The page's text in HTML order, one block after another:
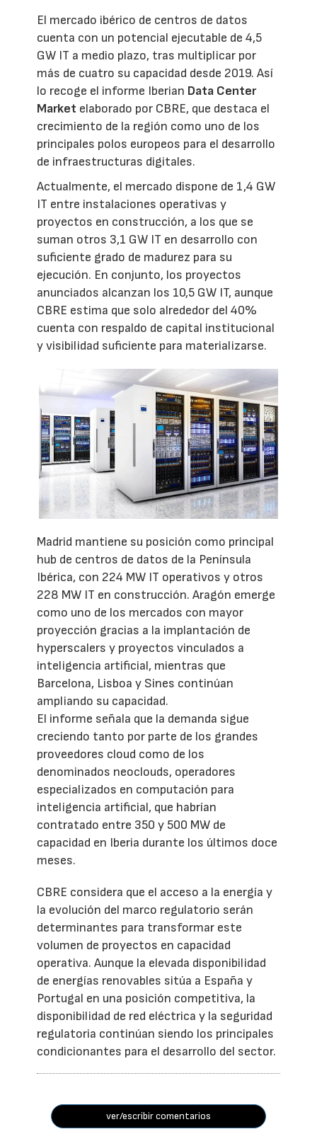
El mercado ibérico de centros de datos
cuenta con un potencial ejecutable de 4,5
GW IT a medio plazo, tras multiplicar por
más de cuatro su capacidad desde 2019. Así
lo recoge el informe Iberian Data Center
Market elaborado por CBRE, que destaca el
crecimiento de la región como uno de los
principales polos europeos para el desarrollo
de infraestructuras digitales.
Actualmente, el mercado dispone de 1,4 GW
IT entre instalaciones operativas y
proyectos en construcción, a los que se
suman otros 3,1 GW IT en desarrollo con
suficiente grado de madurez para su
ejecución. En conjunto, los proyectos
anunciados alcanzan los 10,5 GW IT, aunque
CBRE estima que solo alrededor del 40%
cuenta con respaldo de capital institucional
y visibilidad suficiente para materializarse.
Madrid mantiene su posición como principal
hub de centros de datos de la Península
Ibérica, con 224 MW IT operativos y otros
228 MW IT en construcción. Aragón emerge
como uno de los mercados con mayor
proyección gracias a la implantación de
hyperscalers y proyectos vinculados a
inteligencia artificial, mientras que
Barcelona, Lisboa y Sines continúan
ampliando su capacidad.
El informe señala que la demanda sigue
creciendo tanto por parte de los grandes
proveedores cloud como de los
denominados neoclouds, operadores
especializados en computación para
inteligencia artificial, que habrían
contratado entre 350 y 500 MW de
capacidad en Iberia durante los últimos doce
meses.
CBRE considera que el acceso a la energía y
la evolución del marco regulatorio serán
determinantes para transformar este
volumen de proyectos en capacidad
operativa. Aunque la elevada disponibilidad
de energías renovables sitúa a España y
Portugal en una posición competitiva, la
disponibilidad de red eléctrica y la seguridad
regulatoria continúan siendo los principales
condicionantes para el desarrollo del sector.
ver/escribir comentarios